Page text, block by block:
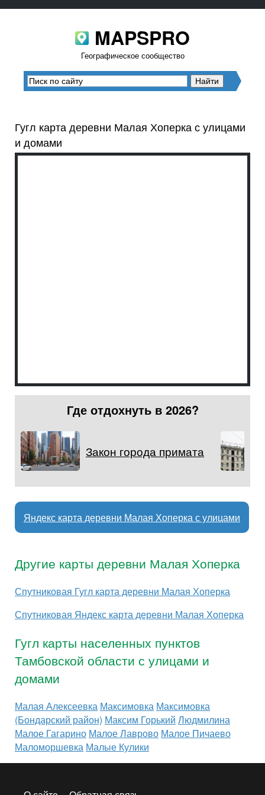
MAPSPRO
Географическое сообщество
Гугл карта деревни Малая Хоперка с улицами
и домами
Где отдохнуть в 2026?
Закон города примата
Яндекс карта деревни Малая Хоперка с улицами
Другие карты деревни Малая Хоперка
Спутниковая Гугл карта деревни Малая Хоперка
Спутниковая Яндекс карта деревни Малая Хоперка
Гугл карты населенных пунктов
Тамбовской области с улицами и
домами
Малая Алексеевка Максимовка Максимовка
(Бондарский район) Максим Горький Людмилина
Малое Гагарино Малое Лаврово Малое Пичаево
Маломоршевка Малые Кулики